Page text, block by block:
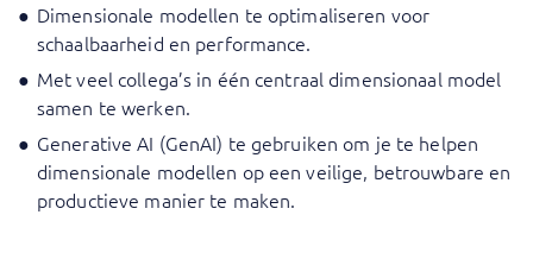
Dimensionale modellen te optimaliseren voor
schaalbaarheid en performance.
Met veel collega’s in één centraal dimensionaal model
samen te werken.
Generative AI (GenAI) te gebruiken om je te helpen
dimensionale modellen op een veilige, betrouwbare en
productieve manier te maken.